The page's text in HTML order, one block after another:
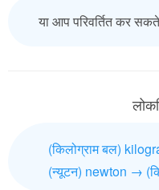
या आप परिवर्तित कर
(किलोग्राम बल)
(न्यूटन) newton →